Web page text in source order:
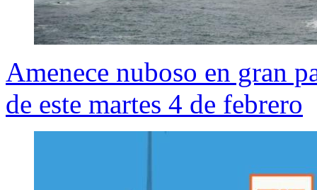
Amenece nuboso en gran
de este martes 4 de febrero